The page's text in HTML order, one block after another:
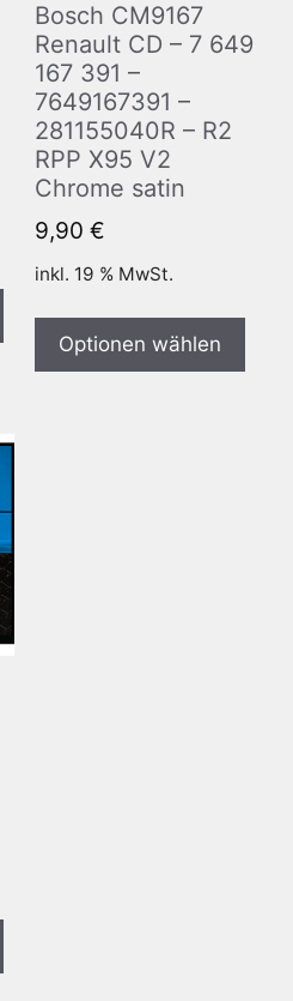
Bosch CM9167
Renault CD – 7 649
167 391 –
7649167391 –
281155040R – R2
RPP X95 V2
Chrome satin
9,90 €
inkl. 19 % MwSt.
Optionen wählen